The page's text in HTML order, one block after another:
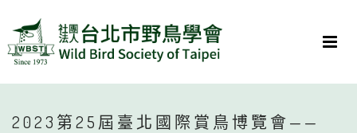
2023第25屆臺北國際賞鳥博覽會——